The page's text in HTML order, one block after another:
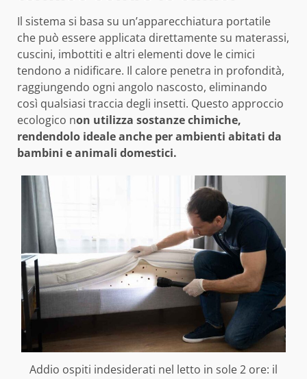
Il sistema si basa su un’apparecchiatura portatile
che può essere applicata direttamente su materassi,
cuscini, imbottiti e altri elementi dove le cimici
tendono a nidificare. Il calore penetra in profondità,
raggiungendo ogni angolo nascosto, eliminando
così qualsiasi traccia degli insetti. Questo approccio
ecologico non utilizza sostanze chimiche,
rendendolo ideale anche per ambienti abitati da
bambini e animali domestici.
Addio ospiti indesiderati nel letto in sole 2 ore: il